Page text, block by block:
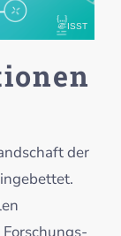
© ISST
der